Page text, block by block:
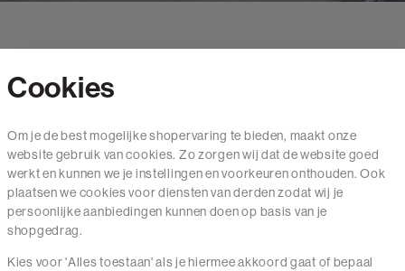
Mail ons
020 - 3412 650
Van maandag t/m vrijdag van 8.30 uur tot 18.00 uur.
Cookies
Om je de best mogelijke shopervaring te bieden, maakt onze
website gebruik van cookies. Zo zorgen wij dat de website goed
werkt en kunnen we je instellingen en voorkeuren onthouden. Ook
plaatsen we cookies voor diensten van derden zodat wij je
persoonlijke aanbiedingen kunnen doen op basis van je
shopgedrag.
Kies voor 'Alles toestaan' als je hiermee akkoord gaat of bepaal